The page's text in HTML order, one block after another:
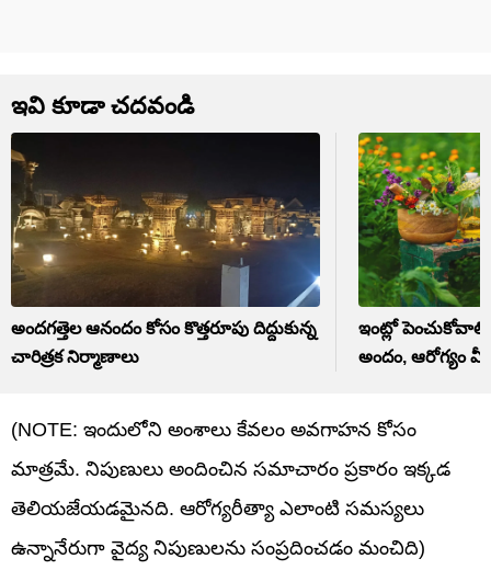
ఇవి కూడా చదవండి
అందగత్తెల ఆనందం కోసం కొత్తరూపు దిద్దుకున్న
చారిత్రక నిర్మాణాలు
ఇంట్లో
అందం, ఆరోగ్యం
(NOTE: ఇందులోని అంశాలు కేవలం అవగాహన కోసం
మాత్రమే. నిపుణులు అందించిన సమాచారం ప్రకారం ఇక్కడ
తెలియజేయడమైనది. ఆరోగ్యరీత్యా ఎలాంటి సమస్యలు
ఉన్నానేరుగా వైద్య నిపుణులను సంప్రదించడం మంచిది)